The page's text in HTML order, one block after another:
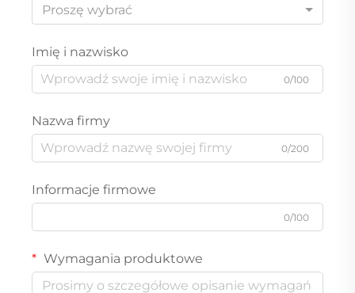
Proszę wybrać
Imię i nazwisko
0/100
Nazwa firmy
0/200
Informacje firmowe
0/100
Wymagania produktowe